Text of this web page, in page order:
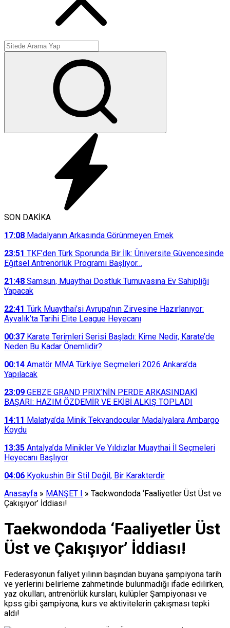
SON DAKİKA
17:08 Madalyanın Arkasında Görünmeyen Emek
23:51 TKF’den Türk Sporunda Bir İlk: Üniversite Güvencesinde
Eğitsel Antrenörlük Programı Başlıyor…
21:48 Samsun, Muaythai Dostluk Turnuvasına Ev Sahipliği
Yapacak
22:41 Türk Muaythai’si Avrupa’nın Zirvesine Hazırlanıyor:
Ayvalık’ta Tarihi Elite League Heyecanı
00:37 Karate Terimleri Serisi Başladı: Kime Nedir, Karate’de
Neden Bu Kadar Önemlidir?
00:14 Amatör MMA Türkiye Seçmeleri 2026 Ankara’da
Yapılacak
23:09 GEBZE GRAND PRIX’NİN PERDE ARKASINDAKİ
BAŞARI: HAZIM ÖZDEMİR VE EKİBİ ALKIŞ TOPLADI
14:11 Malatya’da Minik Tekvandocular Madalyalara Ambargo
Koydu
13:35 Antalya’da Minikler Ve Yıldızlar Muaythai İl Seçmeleri
Heyecanı Başlıyor
04:06 Kyokushin Bir Stil Değil, Bir Karakterdir
Anasayfa » MANŞET I » Taekwondoda ‘Faaliyetler Üst Üst ve
Çakışıyor’ İddiası!
Taekwondoda ‘Faaliyetler Üst
Üst ve Çakışıyor’ İddiası!
Federasyonun faliyet yılının başından buyana şampiyona tarih
ve yerlerini belirleme zahmetinde bulunmadığı ifade edilirken,
yaz okulları, antrenörlük kursları, kulüpler Şampiyonası ve
kpss gibi şampiyona, kurs ve aktivitelerin çakışması tepki
aldı!